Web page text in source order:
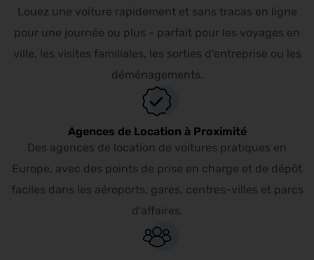
Louez une voiture rapidement et sans tracas en ligne
pour une journée ou plus - parfait pour les voyages en
ville, les visites familiales, les sorties d'entreprise ou les
déménagements.
Agences de Location à Proximité
Des agences de location de voitures pratiques en
Europe, avec des points de prise en charge et de dépôt
faciles dans les aéroports, gares, centres-villes et parcs
d'affaires.